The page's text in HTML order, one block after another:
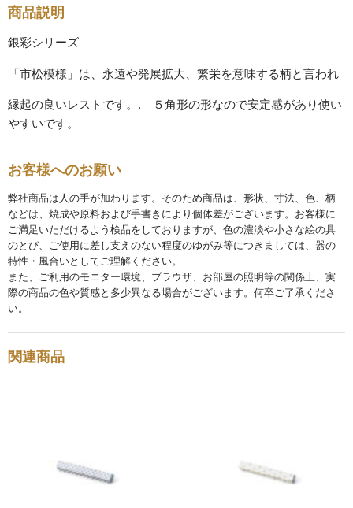
蔦小花シリーズ
ペンダントルーペ
カテゴリ別
皿・プレート
plate
碗・鉢・ボール
bowl
湯呑・コップ
モーニングセット
アクセサリー
商品説明
銀彩シリーズ
「市松模様」は、永遠や発展拡大、繁栄を意味する柄と言われ
縁起の良いレストです。. ５角形の形なので安定感があり使い
やすいです。
お客様へのお願い
弊社商品は人の手が加わります。そのため商品は、形状、寸法、色、柄
などは、焼成や原料および手書きにより個体差がございます。お客様に
ご満足いただけるよう検品をしておりますが、色の濃淡や小さな絵の具
のとび、ご使用に差し支えのない程度のゆがみ等につきましては、器の
特性・風合いとしてご理解ください。
また、ご利用のモニター環境、ブラウザ、お部屋の照明等の関係上、実
際の商品の色や質感と多少異なる場合がございます。何卒ご了承くださ
い。
関連商品